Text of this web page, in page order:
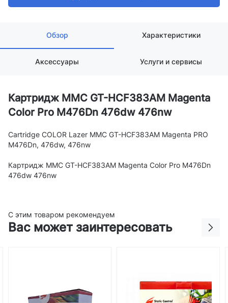
Обзор Характеристики
Аксессуары Услуги и сервисы
Картридж MMC GT-HCF383AM Magenta
Color Pro M476Dn 476dw 476nw
Cartridge COLOR Lazer MMC GT-HCF383AM Magenta PRO
M476Dn, 476dw, 476nw
Картридж MMC GT-HCF383AM Magenta Color Pro M476Dn
476dw 476nw
С этим товаром рекомендуем
Вас может заинтересовать